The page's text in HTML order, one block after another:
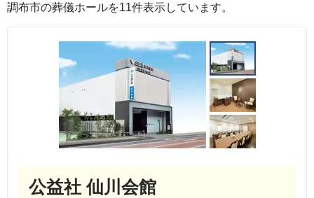
調布市の葬儀ホールを11件表示しています。
公益社 仙川会館